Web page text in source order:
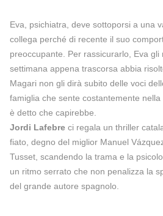
Eva, psichiatra, deve sottoporsi a una
collega perché di recente il suo
preoccupante. Per rassicurarlo, Eva
settimana appena trascorsa abbia
Magari non gli dirà subito delle voci
famiglia che sente costantemente
è detto che capirebbe.
Jordi Lafebre ci regala un thriller
fiato, degno del miglior Manuel
Tusset, scandendo la trama e la
un ritmo serrato che non penalizza la
del grande autore spagnolo.